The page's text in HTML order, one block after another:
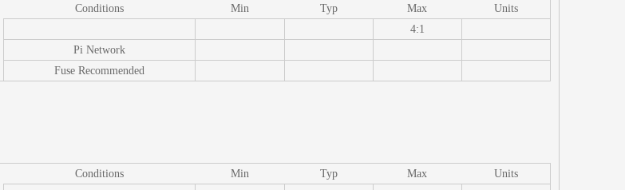
Conditions Min Typ Max
Units
4:1
Pi Network
Fuse Recommended
Conditions Min Typ Max
Units